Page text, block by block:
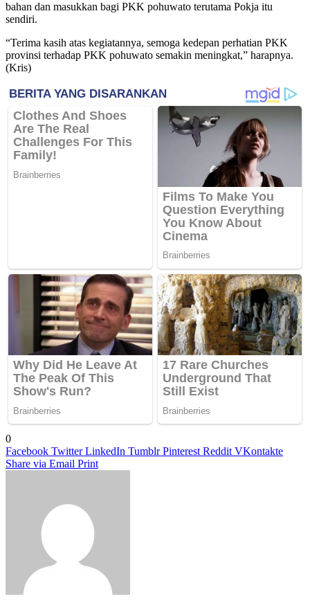
bahan dan masukkan bagi PKK pohuwato terutama Pokja itu
sendiri.
“Terima kasih atas kegiatannya, semoga kedepan perhatian PKK
provinsi terhadap PKK pohuwato semakin meningkat,” harapnya.
(Kris)
0
Facebook Twitter LinkedIn Tumblr Pinterest Reddit VKontakte
Share via Email Print